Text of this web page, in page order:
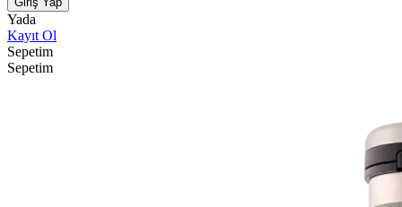
Yada
Kayıt Ol
Sepetim
Sepetim